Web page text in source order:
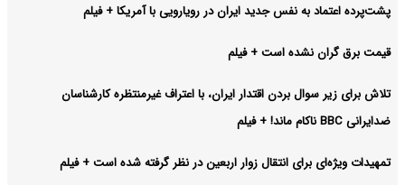
پشت‌پرده اعتماد به نفس جدید ایران در رویارویی با آمریکا + فیلم
قیمت برق گران نشده است + فیلم
تلاش برای زیر سوال بردن اقتدار ایران، با اعتراف غیرمنتظره کارشناسان
ضدایرانی BBC ناکام ماند! + فیلم
تمهیدات ویژه‌ای برای انتقال زوار اربعین در نظر گرفته شده است + فیلم